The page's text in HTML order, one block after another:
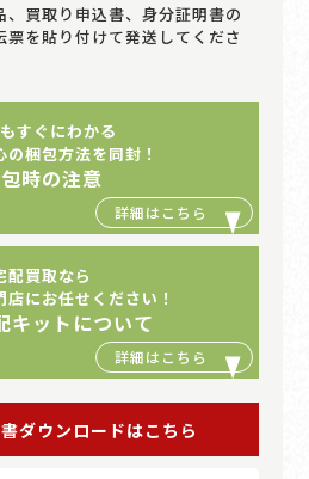
、買取り申込書、身分証明書の
票を貼り付けて発送してくださ
すぐにわかる
の梱包方法を同封！
時の注意
配買取なら
にお任せください！
キットについて
ダウンロードはこちら